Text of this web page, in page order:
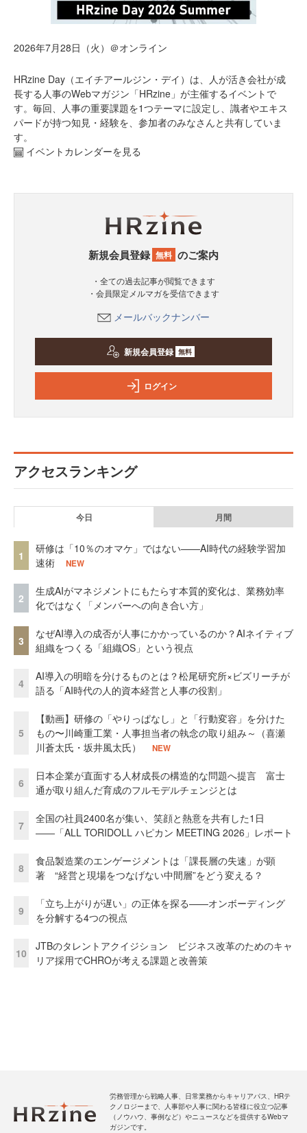
2026年7月28日（火）＠オンライン
HRzine Day（エイチアールジン・デイ）は、人が活き会社が成
長する人事のWebマガジン「HRzine」が主催するイベントで
す。毎回、人事の重要課題を1つテーマに設定し、識者やエキス
パードが持つ知見・経験を、参加者のみなさんと共有していま
す。
イベントカレンダーを見る
新規会員登録 無料 のご案内
・全ての過去記事が閲覧できます
・会員限定メルマガを受信できます
メールバックナンバー
新規会員登録 無料
ログイン
アクセスランキング
今日 月間
1
研修は「10％のオマケ」ではない——AI時代の経験学習加
速術
NEW
2
生成AIがマネジメントにもたらす本質的変化は、業務効率
化ではなく「メンバーへの向き合い方」
3
なぜAI導入の成否が人事にかかっているのか？AIネイティブ
組織をつくる「組織OS」という視点
4
AI導入の明暗を分けるものとは？松尾研究所×ビズリーチが
語る「AI時代の人的資本経営と人事の役割」
5
【動画】研修の「やりっぱなし」と「行動変容」を分けた
もの〜川崎重工業・人事担当者の執念の取り組み～（喜瀬
川蒼太氏・坂井風太氏）
NEW
6
日本企業が直面する人材成長の構造的な問題へ提言 富士
通が取り組んだ育成のフルモデルチェンジとは
7
全国の社員2400名が集い、笑顔と熱意を共有した1日
――「ALL TORIDOLL ハピカン MEETING 2026」レポート
8
食品製造業のエンゲージメントは「課長層の失速」が顕
著 “経営と現場をつなげない中間層”をどう変える？
9
「立ち上がりが遅い」の正体を探る——オンボーディング
を分解する4つの視点
10
JTBのタレントアクイジション ビジネス改革のためのキャ
リア採用でCHROが考える課題と改善策
労務管理から戦略人事、日常業務からキャリアパス、HRテ
クノロジーまで、人事部や人事に関わる皆様に役立つ記事
（ノウハウ、事例など）やニュースなどを提供するWebマ
ガジンです。